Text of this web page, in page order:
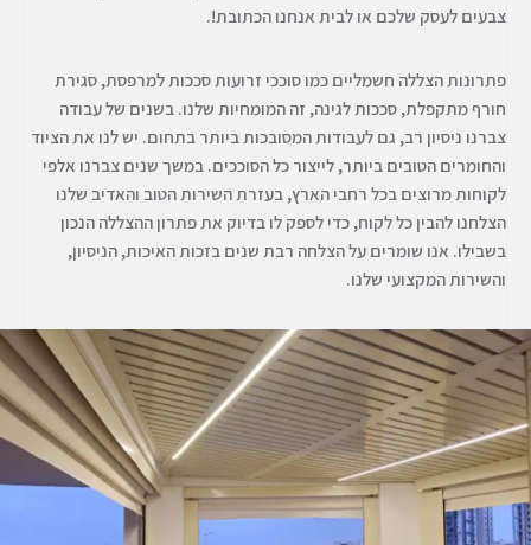
צבעים לעסק שלכם או לבית אנחנו הכתובת!.
פתרונות הצללה חשמליים כמו סוככי זרועות סככות למרפסת, סגירת
חורף מתקפלת, סככות לגינה, זה המומחיות שלנו. בשנים של עבודה
צברנו ניסיון רב, גם לעבודות המסובכות ביותר בתחום. יש לנו את הציוד
והחומרים הטובים ביותר, לייצור כל הסוככים. במשך שנים צברנו אלפי
לקוחות מרוצים בכל רחבי הארץ, בעזרת השירות הטוב והאדיב שלנו
הצלחנו להבין כל לקוח, כדי לספק לו בדיוק את פתרון ההצללה הנכון
בשבילו. אנו שומרים על הצלחה רבת שנים בזכות האיכות, הניסיון,
והשירות המקצועי שלנו.